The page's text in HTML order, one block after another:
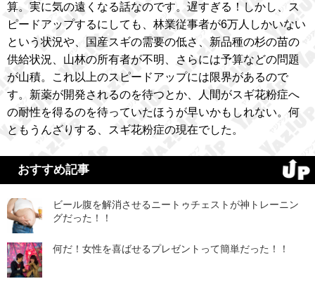
算。実に気の遠くなる話なのです。遅すぎる！しかし、ス
ピードアップするにしても、林業従事者が6万人しかいない
という状況や、国産スギの需要の低さ、新品種の杉の苗の
供給状況、山林の所有者が不明、さらには予算などの問題
が山積。これ以上のスピードアップには限界があるので
す。新薬が開発されるのを待つとか、人間がスギ花粉症へ
の耐性を得るのを待っていたほうが早いかもしれない。何
ともうんざりする、スギ花粉症の現在でした。
おすすめ記事
ビール腹を解消させるニートゥチェストが神トレーニン
グだった！！
何だ！女性を喜ばせるプレゼントって簡単だった！！